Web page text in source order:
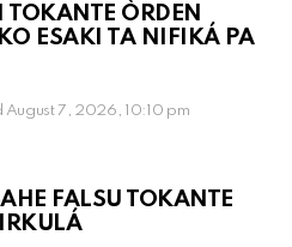
TOKANTE ÒRDEN
ESAKI TA NIFIKÁ PA
August 7, 2026, 10:10 pm
FALSU TOKANTE